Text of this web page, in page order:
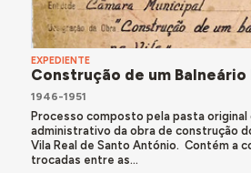
EXPEDIENTE
Construção de um Balneário
1946-1951
Processo composto pela pasta original
administrativo da obra de construção
Vila Real de Santo António. Contém a
trocadas entre as...